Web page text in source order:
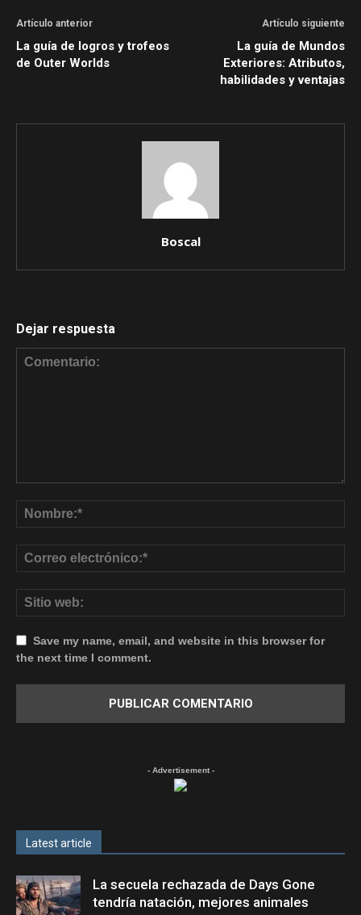
Artículo anterior
La guía de logros y trofeos
de Outer Worlds
Artículo siguiente
La guía de Mundos
Exteriores: Atributos,
habilidades y ventajas
Boscal
Dejar respuesta
Save my name, email, and website in this browser for
the next time I comment.
- Advertisement -
Latest article
La secuela rechazada de Days Gone
tendría natación, mejores animales